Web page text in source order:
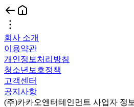
회사 소개
이용약관
개인정보처리방침
청소년보호정책
고객센터
공지사항
(주)카카오엔터테인먼트 사업자 정보